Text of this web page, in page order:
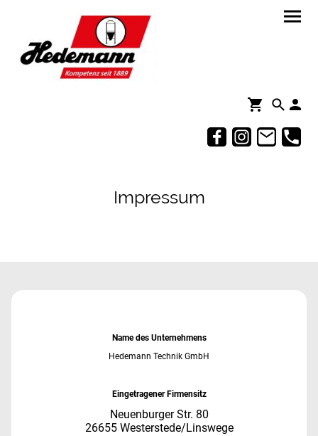
Impressum
Name des Unternehmens
Hedemann Technik GmbH
Eingetragener Firmensitz
Neuenburger Str. 80
26655 Westerstede/Linswege